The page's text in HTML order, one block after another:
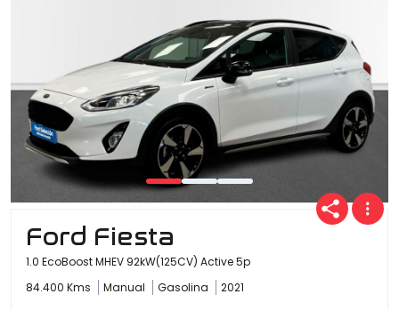
Ford Fiesta
1.0 EcoBoost MHEV 92kW(125CV) Active 5p
84.400 Kms
Manual Gasolina 2021